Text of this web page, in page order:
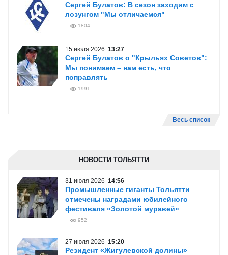
Сергей Булатов: В сезон заходим с
лозунгом "Мы отличаемся"
1804
15 июля 2026 13:27
Сергей Булатов о "Крыльях Советов":
Мы понимаем – нам есть, что
поправлять
1991
Весь список
НОВОСТИ ТОЛЬЯТТИ
31 июля 2026 14:56
Промышленные гиганты Тольятти
отмечены наградами юбилейного
фестиваля «Золотой муравей»
952
27 июля 2026 15:20
Резидент «Жигулевской долины»